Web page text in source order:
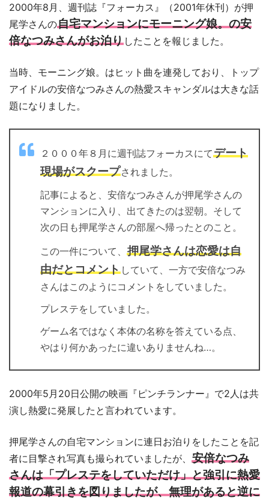
2000年8月、週刊誌『フォーカス』（2001年休刊）が押
尾学さんの自宅マンションにモーニング娘。の安
倍なつみさんがお泊り したことを報じました。
当時、モーニング娘。はヒット曲を連発しており、トップ
アイドルの安倍なつみさんの熱愛スキャンダルは大きな話
題になりました。
２０００年８月に週刊誌フォーカスにてデート
現場がスクープされました。
記事によると、安倍なつみさんが押尾学さんの
マンションに入り、出てきたのは翌朝。そして
次の日も押尾学さんの部屋へ帰ったとのこと。
この一件について、 押尾学さんは恋愛は自
由だとコメント していて、一方で安倍なつみ
さんはこのようにコメントをしていました。
プレステをしていました。
ゲーム名ではなく本体の名称を答えている点、
やはり何かあったに違いありませんね…。
2000年5月20日公開の映画『ピンチランナー』で2人は共
演し熱愛に発展したと言われています。
押尾学さんの自宅マンションに連日お泊りをしたことを記
者に目撃され写真も撮られていましたが、 安倍なつみ
さんは「プレステをしていただけ」と強引に熱愛
報道の幕引きを図りましたが、無理があると逆に